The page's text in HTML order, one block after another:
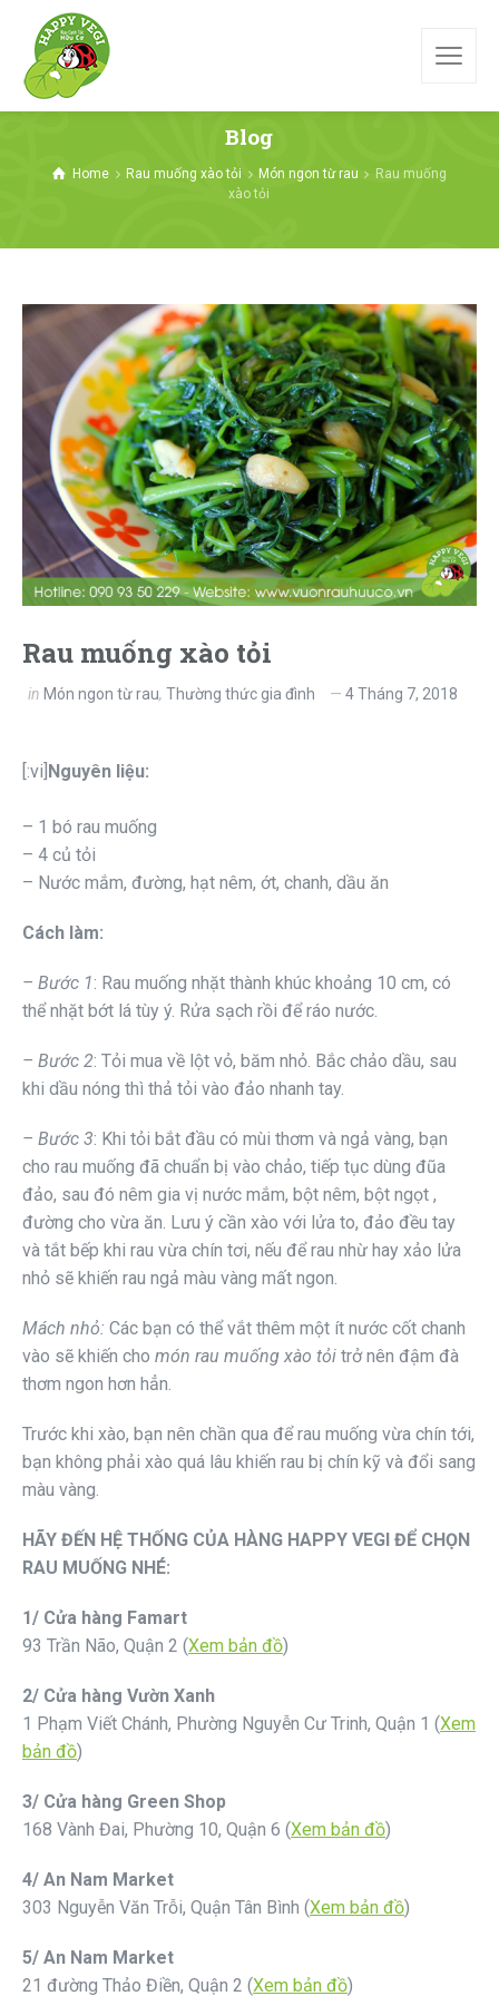
Blog
Home Rau muống xào tỏi Món ngon từ rau
Rau muống
xào tỏi
Rau muống xào tỏi
in Món ngon từ rau, Thường thức gia đình 4 Tháng 7, 2018
[:vi] Nguyên liệu:
– 1 bó rau muống
– 4 củ tỏi
– Nước mắm, đường, hạt nêm, ớt, chanh, dầu ăn
Cách làm:
– Bước 1: Rau muống nhặt thành khúc khoảng 10 cm, có
thể nhặt bớt lá tùy ý. Rửa sạch rồi để ráo nước.
– Bước 2: Tỏi mua về lột vỏ, băm nhỏ. Bắc chảo dầu, sau
khi dầu nóng thì thả tỏi vào đảo nhanh tay.
– Bước 3: Khi tỏi bắt đầu có mùi thơm và ngả vàng, bạn
cho rau muống đã chuẩn bị vào chảo, tiếp tục dùng đũa
đảo, sau đó nêm gia vị nước mắm, bột nêm, bột ngọt ,
đường cho vừa ăn. Lưu ý cần xào với lửa to, đảo đều tay
và tắt bếp khi rau vừa chín tơi, nếu để rau nhừ hay xảo lửa
nhỏ sẽ khiến rau ngả màu vàng mất ngon.
Mách nhỏ: Các bạn có thể vắt thêm một ít nước cốt chanh
vào sẽ khiến cho món rau muống xào tỏi trở nên đậm đà
thơm ngon hơn hẳn.
Trước khi xào, bạn nên chần qua để rau muống vừa chín tới,
bạn không phải xào quá lâu khiến rau bị chín kỹ và đổi sang
màu vàng.
HÃY ĐẾN HỆ THỐNG CỦA HÀNG HAPPY VEGI ĐỂ CHỌN
RAU MUỐNG NHÉ:
1/ Cửa hàng Famart
93 Trần Não, Quận 2 (Xem bản đồ)
2/ Cửa hàng Vườn Xanh
1 Phạm Viết Chánh, Phường Nguyễn Cư Trinh, Quận 1 (Xem
bản đồ)
3/ Cửa hàng Green Shop
168 Vành Đai, Phường 10, Quận 6 (Xem bản đồ)
4/ An Nam Market
303 Nguyễn Văn Trỗi, Quận Tân Bình (Xem bản đồ)
5/ An Nam Market
21 đường Thảo Điền, Quận 2 (Xem bản đồ)